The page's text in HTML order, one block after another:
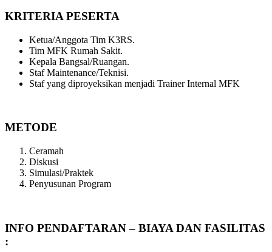
KRITERIA PESERTA
Ketua/Anggota Tim K3RS.
Tim MFK Rumah Sakit.
Kepala Bangsal/Ruangan.
Staf Maintenance/Teknisi.
Staf yang diproyeksikan menjadi Trainer Internal MFK
METODE
Ceramah
Diskusi
Simulasi/Praktek
Penyusunan Program
INFO PENDAFTARAN – BIAYA DAN FASILITAS
: